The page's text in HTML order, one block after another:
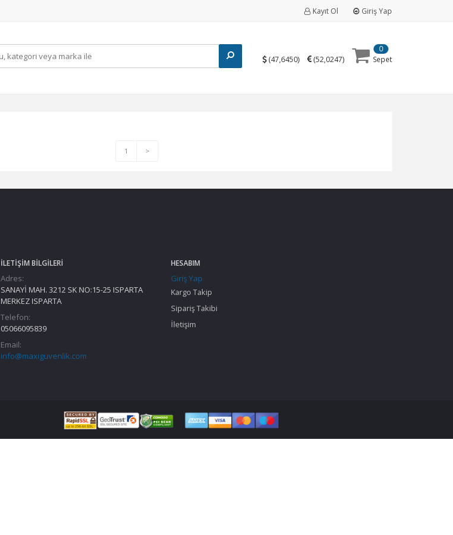
Kayıt Ol Giriş Yap
(47,6450) (52,0247) Sepet
0
1 >
İLETIŞIM BILGILERI
Adres:
SANAYİ MAH. 3212 SK NO:15-25 ISPARTA
MERKEZ ISPARTA
Telefon:
05066095839
Email:
info@maxiguvenlik.com
HESABIM
Giriş Yap
Kargo Takip
Sipariş Takibi
İletişim